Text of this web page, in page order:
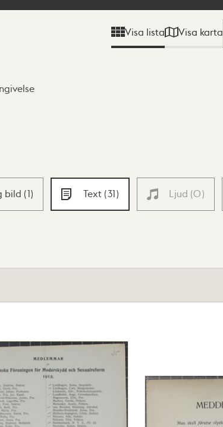
Visa lista Visa karta
bild (1) Text (31) Ljud (0)